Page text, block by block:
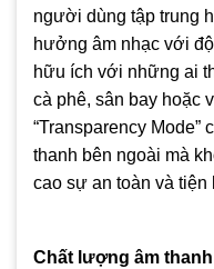
người dùng tập trung
hưởng âm nhạc với
hữu ích với những ai
cà phê, sân bay hoặc
“Transparency
thanh bên ngoài mà
cao sự an toàn và tiện
Chất lượng âm